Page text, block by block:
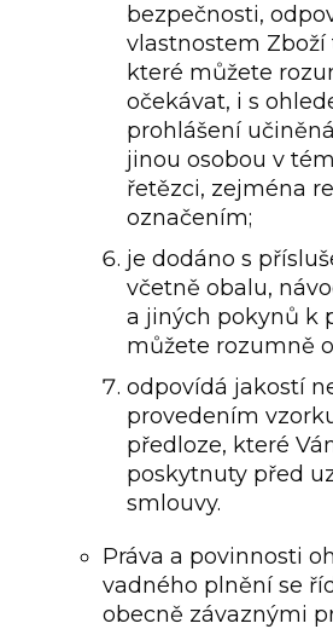
bezpečnosti,
vlastnostem Zboží
které můžete
očekávat, i s
prohlášení
jinou osobou v
řetězci, zejména
označením;
je dodáno s
včetně obalu,
a jiných pokynů k
můžete rozumně
odpovídá jakostí
provedením
předloze, které
poskytnuty před
smlouvy.
Práva a povinnosti
vadného plnění se
obecně závaznými